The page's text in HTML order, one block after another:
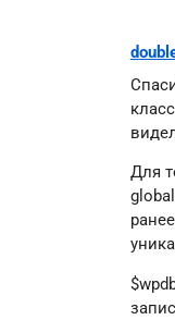
Для